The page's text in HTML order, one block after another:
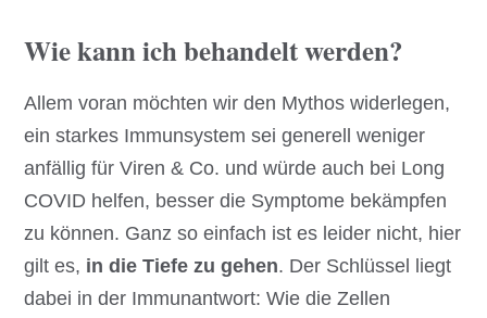
Wie kann ich behandelt werden?
Allem voran möchten wir den Mythos widerlegen,
ein starkes Immunsystem sei generell weniger
anfällig für Viren & Co. und würde auch bei Long
COVID helfen, besser die Symptome bekämpfen
zu können. Ganz so einfach ist es leider nicht, hier
gilt es, in die Tiefe zu gehen. Der Schlüssel liegt
dabei in der Immunantwort: Wie die Zellen